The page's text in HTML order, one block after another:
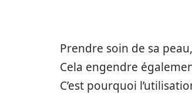
Prendre soin de sa
Cela engendre
C’est pourquoi